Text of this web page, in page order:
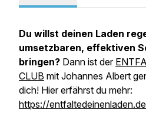
Du willst deinen Laden
umsetzbaren, effektiven
bringen? Dann ist der
CLUB mit Johannes Albert
dich! Hier erfährst du mehr:
https://